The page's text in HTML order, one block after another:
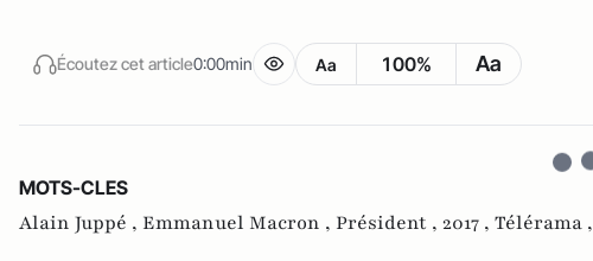
Écoutez cet article0:00min Aa 100% Aa
MOTS-CLES
Alain Juppé , Emmanuel Macron , Président , 2017 , Télérama ,